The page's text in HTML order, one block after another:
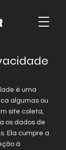
é uma
algumas ou
site coleta,
os dados de
Ela cumpre a
à